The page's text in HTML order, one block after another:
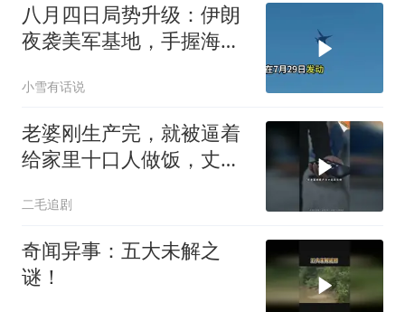
八月四日局势升级：伊朗
夜袭美军基地，手握海峡
小雪有话说
老婆刚生产完，就被逼着
给家里十口人做饭，丈夫
二毛追剧
奇闻异事：五大未解之
谜！